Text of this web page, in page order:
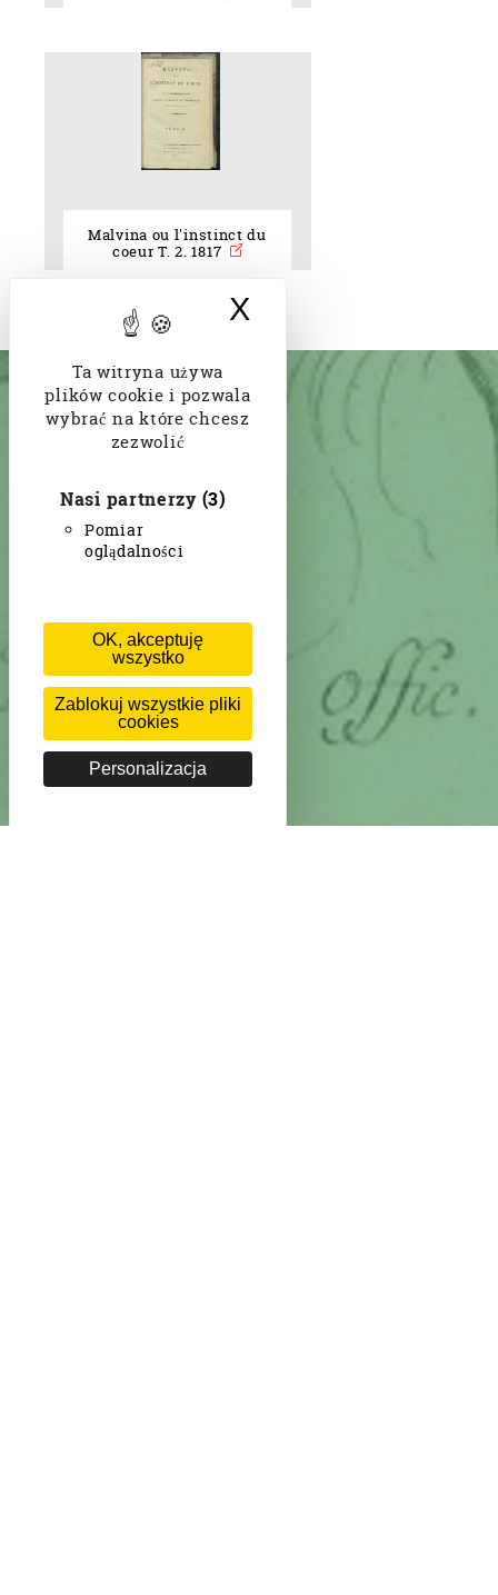
Ta witryna używa
plików cookie i pozwala
wybrać na które chcesz
zezwolić
Nasi partnerzy (3)
Pomiar
oglądalności
OK, akceptuję
wszystko
Zablokuj wszystkie pliki
cookies
Personalizacja
X
Malvina ou l'instinct du
coeur T. 2. 1817